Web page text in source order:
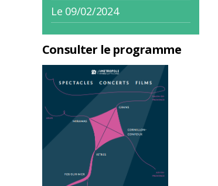
Le 09/02/2024
Consulter le programme